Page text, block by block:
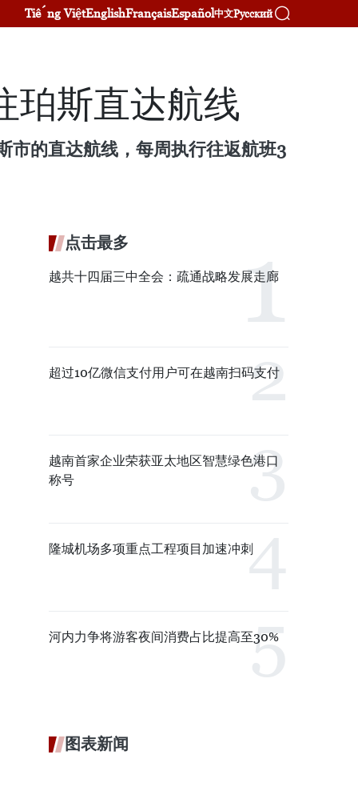
Tiếng ViệtEnglishFrançaisEspañol中文Русский
珀斯直达航线
市的直达航线，每周执行往返航班3
点击最多
越共十四届三中全会：疏通战略发展走廊
超过10亿微信支付用户可在越南扫码支付
越南首家企业荣获亚太地区智慧绿色港口
称号
隆城机场多项重点工程项目加速冲刺
河内力争将游客夜间消费占比提高至30%
图表新闻